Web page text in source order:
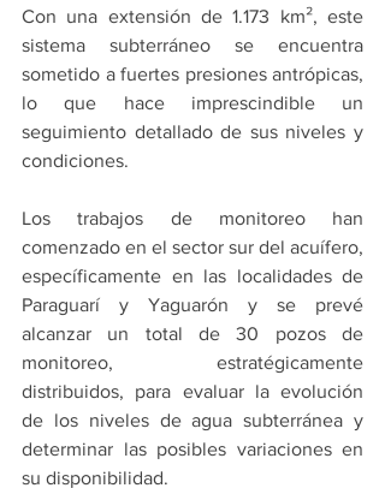
Con una extensión de 1.173 km², este
sistema subterráneo se encuentra
sometido a fuertes presiones antrópicas,
lo que hace imprescindible un
seguimiento detallado de sus niveles y
condiciones.
Los trabajos de monitoreo han
comenzado en el sector sur del acuífero,
específicamente en las localidades de
Paraguarí y Yaguarón y se prevé
alcanzar un total de 30 pozos de
monitoreo, estratégicamente
distribuidos, para evaluar la evolución
de los niveles de agua subterránea y
determinar las posibles variaciones en
su disponibilidad.